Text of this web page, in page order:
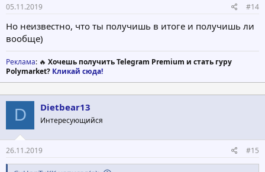
05.11.2019 #14
Но неизвестно, что ты получишь в итоге и получишь ли
вообще)
Реклама: 🔥 Хочешь получить Telegram Premium и стать гуру
Polymarket? Кликай сюда!
D Dietbear13
Интересующийся
26.11.2019 #15